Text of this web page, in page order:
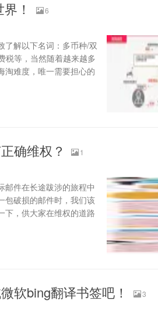
！
6
了解以下名词：多币种/双
税等，当然随着越来越多
淘难度，唯一需要担心的
确维权？
1
邮件在长途跋涉的旅程中
包破损的邮件时，我们该
下，供大家在维权的道路
软bing翻译书签吧！
3